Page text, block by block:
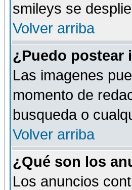
smileys se
Volver arriba
¿Puedo postear
Las imagenes
momento de
busqueda o
Volver arriba
¿Qué son los
Los anuncios